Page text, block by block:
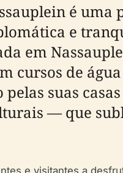
é uma
e
em
cursos de
suas
— que
e visitantes a